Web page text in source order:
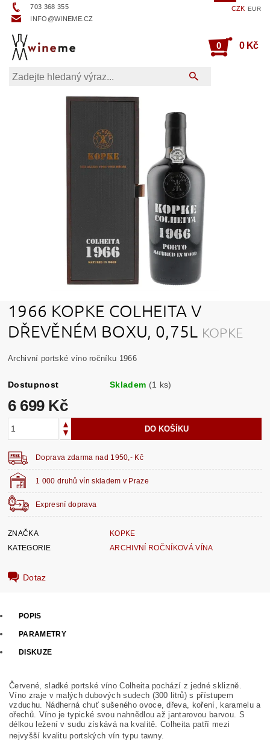
703 368 355
INFO@WINEME.CZ
CZK EUR
0 0 Kč
1966 KOPKE COLHEITA V
DŘEVĚNÉM BOXU, 0,75L KOPKE
Archivní portské víno ročníku 1966
Dostupnost Skladem (1 ks)
6 699 Kč
1 000 druhů vín skladem v Praze
Expresní doprava
Doprava zdarma nad 1950,- Kč
ZNAČKA
KOPKE
KATEGORIE
ARCHIVNÍ ROČNÍKOVÁ VÍNA
Dotaz
POPIS
PARAMETRY
DISKUZE
Červené, sladké portské víno Colheita pochází z jedné sklizně.
Víno zraje v malých dubových sudech (300 litrů) s přístupem
vzduchu. Nádherná chuť sušeného ovoce, dřeva, koření, karamelu a
ořechů. Víno je typické svou nahnědlou až jantarovou barvou. S
délkou ležení v sudu získává na kvalitě. Colheita patří mezi
nejvyšší kvalitu portských vín typu tawny.